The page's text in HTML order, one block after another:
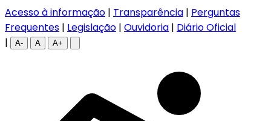
Acesso à informação | Transparência | Perguntas
Frequentes | Legislação | Ouvidoria | Diário Oficial
|
A- A A+